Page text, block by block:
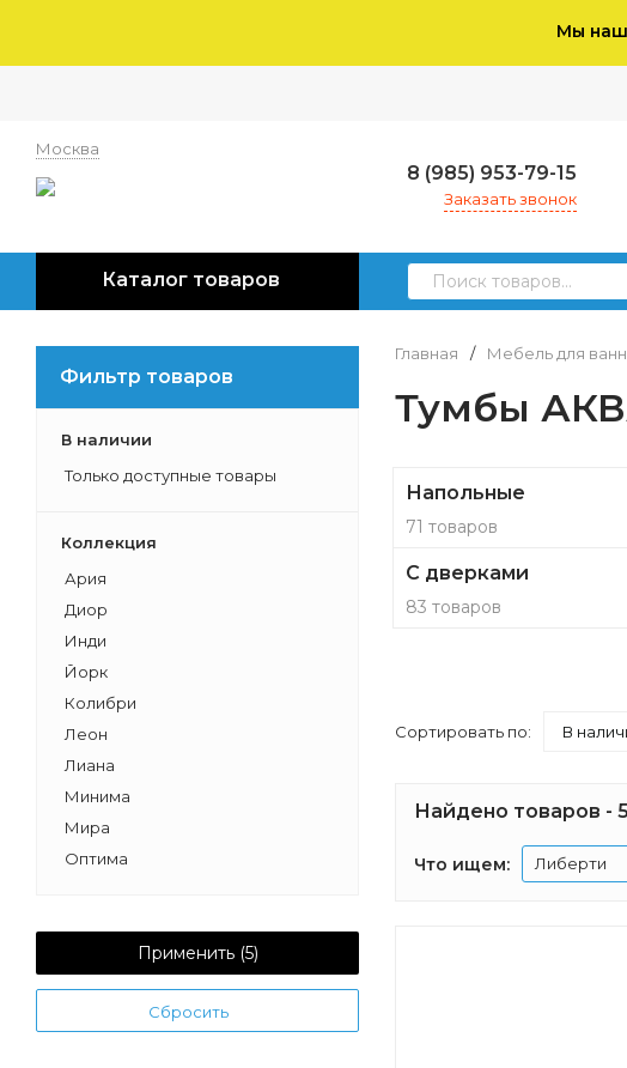
Мы
Москва
8 (985) 953-79-15
Заказать звонок
Каталог товаров
Фильтр товаров
В наличии
Только доступные товары
Коллекция
Ария
Диор
Инди
Йорк
Колибри
Леон
Лиана
Минима
Мира
Оптима
Применить (5)
Сбросить
Главная / Мебель для
Тумбы
Напольные
71 товаров
С дверками
83 товаров
Сортировать по: В
Найдено товаров - 5
Что ищем: Либерти